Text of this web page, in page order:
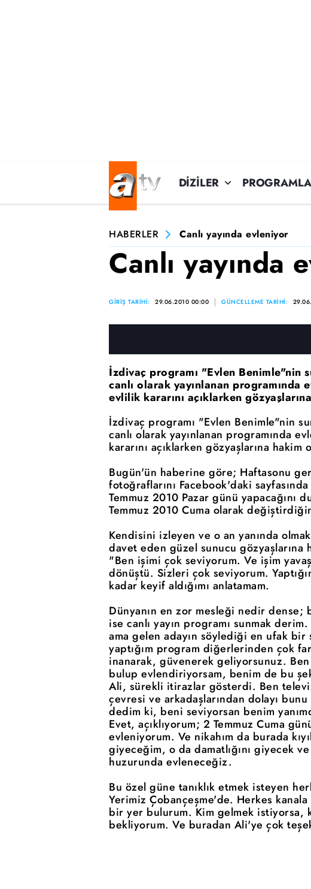
DİZİLER
HABERLER Canlı yayında evleniyor
Canlı yayında
GİRİŞ TARİHİ: 29.06.2010 00:00 GÜNCELLEME TARİHİ:
İzdivaç programı "Evlen Benimle"nin
canlı olarak yayınlanan programında
evlilik kararını açıklarken
İzdivaç programı "Evlen Benimle"nin
canlı olarak yayınlanan programında
kararını açıklarken gözyaşlarına hakim
Bugün'ün haberine göre; Haftasonu
fotoğraflarını Facebook'daki
Temmuz 2010 Pazar günü yapacağını
Temmuz 2010 Cuma olarak
Kendisini izleyen ve o an yanında
davet eden güzel sunucu gözyaşlarına
"Ben işimi çok seviyorum. Ve işim
dönüştü. Sizleri çok seviyorum.
kadar keyif aldığımı anlatamam.
Dünyanın en zor mesleği nedir
ise canlı yayın programı sunmak
ama gelen adayın söylediği en ufak
yaptığım program diğerlerinden çok
inanarak, güvenerek geliyorsunuz.
bulup evlendiriyorsam, benim de bu
Ali, sürekli itirazlar gösterdi. Ben
çevresi ve arkadaşlarından dolayı
dedim ki, beni seviyorsan benim
Evet, açıklıyorum; 2 Temmuz Cuma
evleniyorum. Ve nikahım da burada
giyeceğim, o da damatlığını giyecek
huzurunda evleneceğiz.
Bu özel güne tanıklık etmek isteyen
Yerimiz Çobançeşme'de. Herkes
bir yer bulurum. Kim gelmek istiyorsa,
bekliyorum. Ve buradan Ali'ye çok